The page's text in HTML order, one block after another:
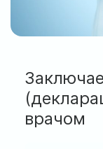
врачом